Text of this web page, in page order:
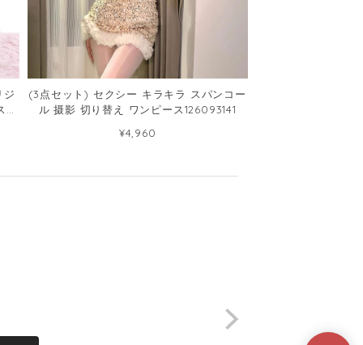
ジ
(3点セット) セクシー キラキラ スパンコー
ル 摄影 切り替え ワンピース126093141
¥4,960